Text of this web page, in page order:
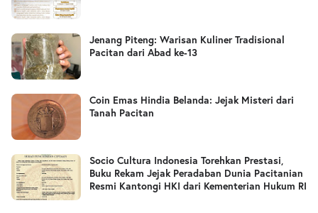
Jenang Piteng: Warisan Kuliner Tradisional
Pacitan dari Abad ke-13
Coin Emas Hindia Belanda: Jejak Misteri dari
Tanah Pacitan
Socio Cultura Indonesia Torehkan Prestasi,
Buku Rekam Jejak Peradaban Dunia Pacitanian
Resmi Kantongi HKI dari Kementerian Hukum RI